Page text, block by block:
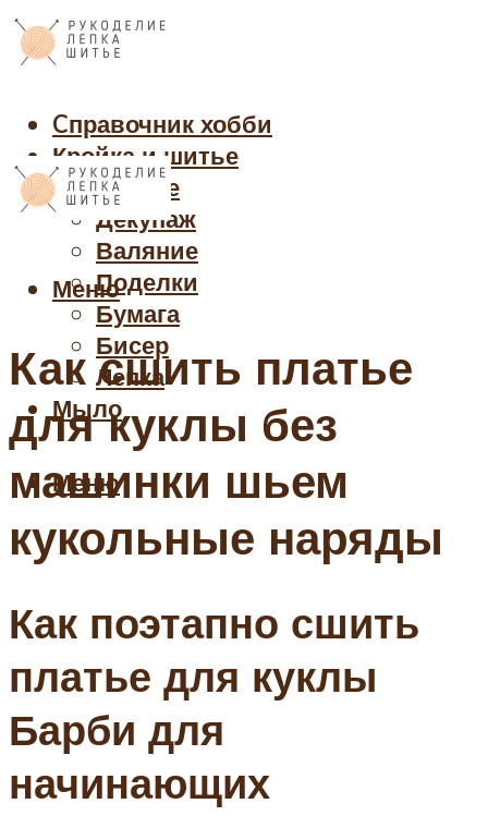
Cправочник хобби
Кройка и шитье
Рукоделие
Декупаж
Валяние
Поделки
Бумага
Бисер
Лепка
Мыло
Меню
Меню
Как сшить платье
для куклы без
машинки шьем
кукольные наряды
Как поэтапно сшить
платье для куклы
Барби для
начинающих